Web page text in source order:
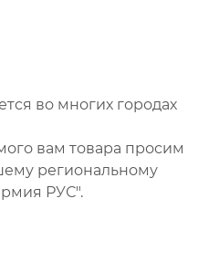
во многих городах
вам товара просим
региональному
РУС".